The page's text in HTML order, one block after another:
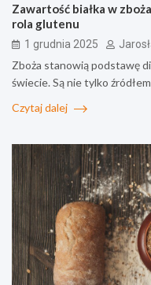
Zawartość białka w
rola glutenu
1 grudnia 2025
Zboża stanowią podstawę
świecie. Są nie tylko
Czytaj dalej